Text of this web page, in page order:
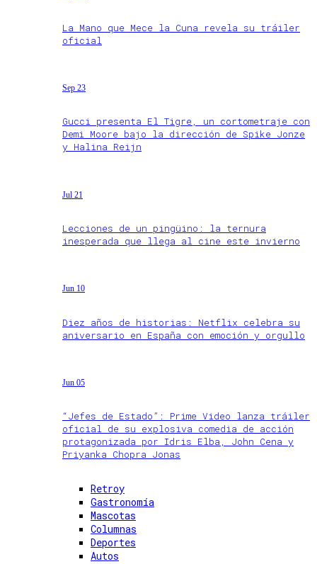
La Mano que Mece la Cuna revela su tráiler
oficial
Sep 23
Gucci presenta El Tigre, un cortometraje con
Demi Moore bajo la dirección de Spike Jonze
y Halina Reijn
Jul 21
Lecciones de un pingüino: la ternura
inesperada que llega al cine este invierno
Jun 10
Diez años de historias: Netflix celebra su
aniversario en España con emoción y orgullo
Jun 05
“Jefes de Estado”: Prime Video lanza tráiler
oficial de su explosiva comedia de acción
protagonizada por Idris Elba, John Cena y
Priyanka Chopra Jonas
Retroy
Gastronomía
Mascotas
Columnas
Deportes
Autos